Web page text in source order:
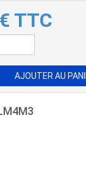
€ TTC